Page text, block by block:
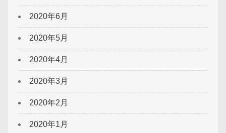
2020年6月
2020年5月
2020年4月
2020年3月
2020年2月
2020年1月